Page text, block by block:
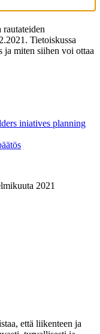
Tietoiskussa
ja miten siihen voi ottaa
iniatives planning
2021
että liikenteen ja